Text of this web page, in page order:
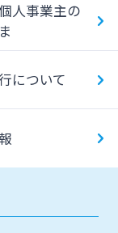
ズ
人事業主の
について